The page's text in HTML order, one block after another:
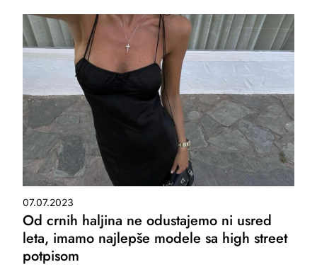
07.07.2023
Od crnih haljina ne odustajemo ni usred
leta, imamo najlepše modele sa high street
potpisom